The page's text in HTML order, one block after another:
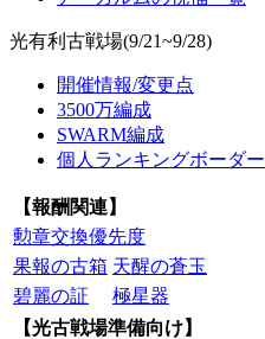
光有利古戦場(9/21~9/28)
開催情報/変更点
3500万編成
SWARM編成
個人ランキングボーダー
【報酬関連】
勲章交換優先度
果報の古箱 天醒の蒼玉
碧麗の証
極星器
【光古戦場準備向け】